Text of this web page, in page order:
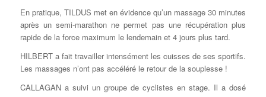
En pratique, TILDUS met en évidence qu’un massage 30 minutes
après un semi-marathon ne permet pas une récupération plus
rapide de la force maximum le lendemain et 4 jours plus tard.
HILBERT a fait travailler intensément les cuisses de ses sportifs.
Les massages n’ont pas accéléré le retour de la souplesse !
CALLAGAN a suivi un groupe de cyclistes en stage. Il a dosé